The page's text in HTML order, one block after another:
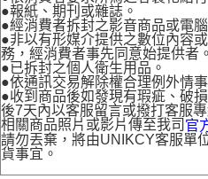
●報紙、期刊或雜誌。
●經消費者拆封之影音商品或電腦
●非以有形媒介提供之數位內容
務，經消費者事先同意始提供者。
●已拆封之個人衛生用品。
●依通訊交易解除權合理例外情
●收到商品後如發現有瑕疵、破
後7天內以客服留言或撥打客服
相關商品照片或影片傳至我司 官
請勿丟棄，將由UNIKCY客服單
貨事宜。